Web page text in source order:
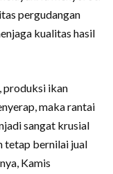
pergudangan
kualitas hasil
produksi ikan
maka rantai
sangat krusial
tetap bernilai jual
Kamis